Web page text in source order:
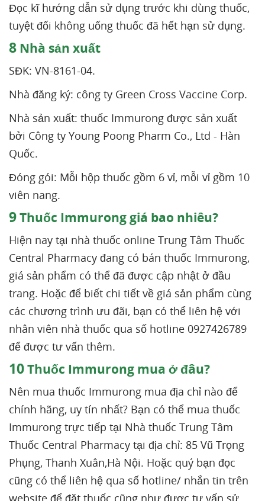
Đọc kĩ hướng dẫn sử dụng trước khi dùng thuốc,
tuyệt đối không uống thuốc đã hết hạn sử dụng.
8 Nhà sản xuất
SĐK: VN-8161-04.
Nhà đăng ký: công ty Green Cross Vaccine Corp.
Nhà sản xuất: thuốc Immurong được sản xuất
bởi Công ty Young Poong Pharm Co., Ltd - Hàn
Quốc.
Đóng gói: Mỗi hộp thuốc gồm 6 vỉ, mỗi vỉ gồm 10
viên nang.
9Thuốc Immurong giá bao nhiêu?
Hiện nay tại nhà thuốc online Trung Tâm Thuốc
Central Pharmacy đang có bán thuốc Immurong,
giá sản phẩm có thể đã được cập nhật ở đầu
trang. Hoặc để biết chi tiết về giá sản phẩm cùng
các chương trình ưu đãi, bạn có thể liên hệ với
nhân viên nhà thuốc qua số hotline 0927426789
để được tư vấn thêm.
10Thuốc Immurong mua ở đâu?
Nên mua thuốc Immurong mua địa chỉ nào để
chính hãng, uy tín nhất? Bạn có thể mua thuốc
Immurong trực tiếp tại Nhà thuốc Trung Tâm
Thuốc Central Pharmacy tại địa chỉ: 85 Vũ Trọng
Phụng, Thanh Xuân,Hà Nội. Hoặc quý bạn đọc
cũng có thể liên hệ qua số hotline/ nhắn tin trên
website để đặt thuốc cũng như được tư vấn sử